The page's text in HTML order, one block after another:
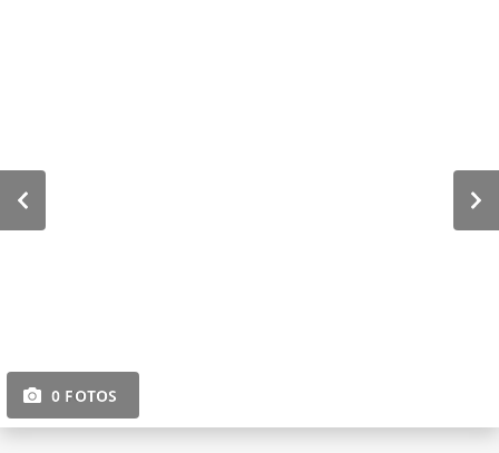
0 FOTOS